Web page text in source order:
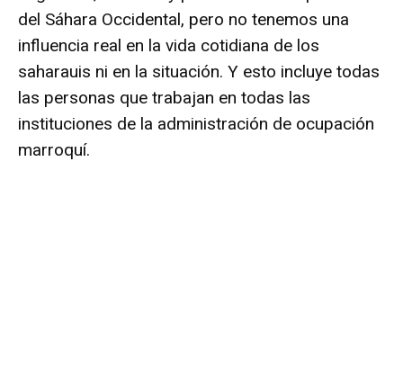
del Sáhara Occidental, pero no tenemos una
influencia real en la vida cotidiana de los
saharauis ni en la situación. Y esto incluye todas
las personas que trabajan en todas las
instituciones de la administración de ocupación
marroquí.